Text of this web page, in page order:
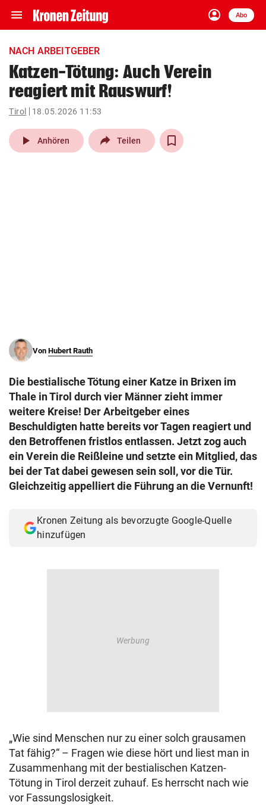
menu Navigation
ein-/ausklappen
account_circle
Anmelden
Abo
close Schließen
account_circle Anmelden
pin_drop
Wien arrow_right
NACH ARBEITGEBER
Katzen-Tötung: Auch Verein
reagiert mit Rauswurf!
Tirol 18.05.2026 11:53
play_arrow Anhören Teilen
Von Hubert Rauth
Die bestialische Tötung einer Katze in Brixen im
Thale in Tirol durch vier Männer zieht immer
weitere Kreise! Der Arbeitgeber eines
Beschuldigten hatte bereits vor Tagen reagiert und
den Betroffenen fristlos entlassen. Jetzt zog auch
ein Verein die Reißleine und setzte ein Mitglied, das
bei der Tat dabei gewesen sein soll, vor die Tür.
Gleichzeitig appelliert die Führung an die Vernunft!
Kronen Zeitung als bevorzugte Google-Quelle
hinzufügen
„Wie sind Menschen nur zu einer solch grausamen
Tat fähig?“ – Fragen wie diese hört und liest man in
Zusammenhang mit der bestialischen Katzen-
Tötung in Tirol derzeit zuhauf. Es herrscht nach wie
vor Fassungslosigkeit.